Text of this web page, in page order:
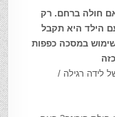
חולה ברחם. רק
הילד היא תקבל
שימוש במסכה כפפות
לידה רגילה /